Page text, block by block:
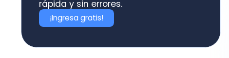
Aprende con nuestros
seminarios gratuitos
Accede a seminarios con expertos y
herramientas para tu negocio.